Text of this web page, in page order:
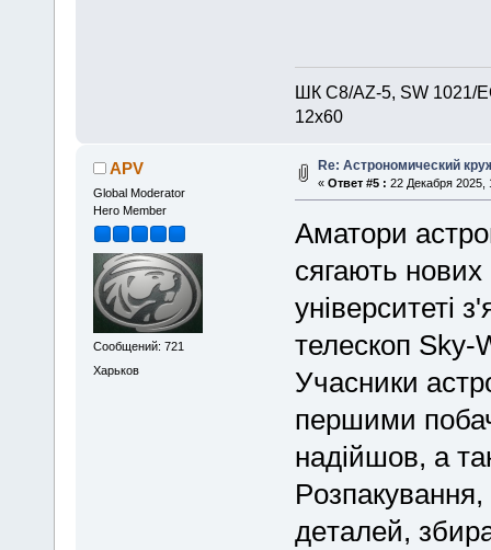
ШК С8/AZ-5, SW 1021/
12х60
APV
Global Moderator
Hero Member
Сообщений: 721
Харьков
Re: Астрономический
« Ответ #5 : 22 Декабря 2025,
Аматори
сягають
університеті
телескоп Sky-
Учасники
пеpшими
нaдiйшoв, а
дeталeй,